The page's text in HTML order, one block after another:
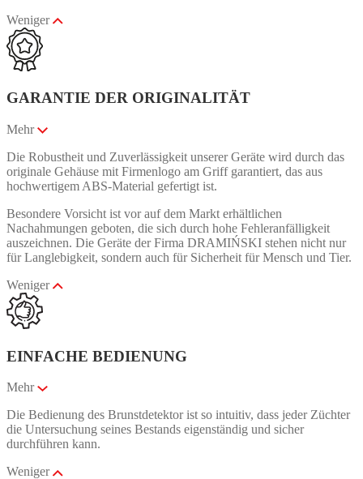
Weniger
GARANTIE DER ORIGINALITÄT
Mehr
Die Robustheit und Zuverlässigkeit unserer Geräte wird durch das
originale Gehäuse mit Firmenlogo am Griff garantiert, das aus
hochwertigem ABS-Material gefertigt ist.
Besondere Vorsicht ist vor auf dem Markt erhältlichen
Nachahmungen geboten, die sich durch hohe Fehleranfälligkeit
auszeichnen. Die Geräte der Firma DRAMIŃSKI stehen nicht nur
für Langlebigkeit, sondern auch für Sicherheit für Mensch und Tier.
Weniger
EINFACHE BEDIENUNG
Mehr
Die Bedienung des Brunstdetektor ist so intuitiv, dass jeder Züchter
die Untersuchung seines Bestands eigenständig und sicher
durchführen kann.
Weniger